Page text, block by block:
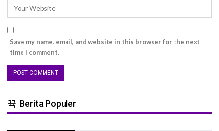
Save my name, email, and website in this browser for the next
time I comment.
Berita Populer